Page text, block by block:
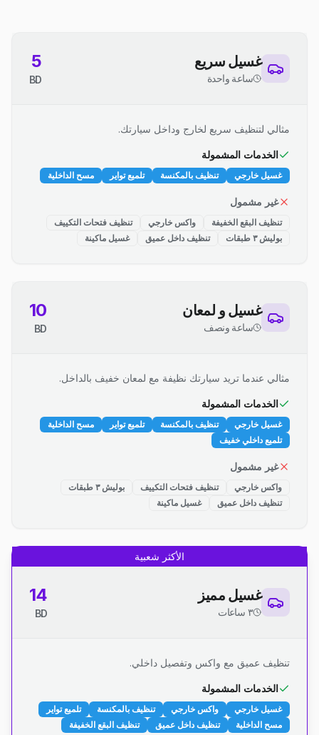
غسيل سريع
ساعة واحدة
5
BD
مثالي لتنظيف سريع لخارج وداخل سيارتك.
الخدمات المشمولة
غسيل خارجي تنظيف بالمكنسة تلميع تواير مسح الداخلية
غير مشمول
تنظيف البقع الخفيفة واكس خارجي
تنظيف فتحات التكييف
بوليش ٣ طبقات
تنظيف داخل عميق غسيل ماكينة
غسيل و لمعان
ساعة ونصف
10
BD
مثالي عندما تريد سيارتك نظيفة مع لمعان خفيف بالداخل.
الخدمات المشمولة
غسيل خارجي تنظيف بالمكنسة تلميع تواير
مسح الداخلية
تلميع داخلي خفيف
غير مشمول
واكس خارجي تنظيف فتحات التكييف
بوليش ٣ طبقات
تنظيف داخل عميق
غسيل ماكينة
الأكثر شعبية
غسيل مميز
٣ ساعات
14
BD
تنظيف عميق مع واكس وتفصيل داخلي.
الخدمات المشمولة
غسيل خارجي واكس خارجي تنظيف بالمكنسة
تلميع تواير
مسح الداخلية
تنظيف داخل عميق تنظيف البقع الخفيفة